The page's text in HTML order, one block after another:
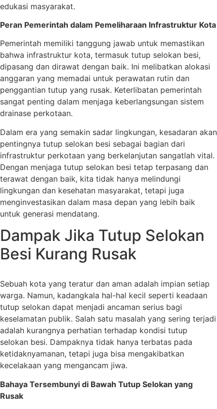
edukasi masyarakat.
Peran Pemerintah dalam Pemeliharaan Infrastruktur Kota
Pemerintah memiliki tanggung jawab untuk memastikan
bahwa infrastruktur kota, termasuk tutup selokan besi,
dipasang dan dirawat dengan baik. Ini melibatkan alokasi
anggaran yang memadai untuk perawatan rutin dan
penggantian tutup yang rusak. Keterlibatan pemerintah
sangat penting dalam menjaga keberlangsungan sistem
drainase perkotaan.
Dalam era yang semakin sadar lingkungan, kesadaran akan
pentingnya tutup selokan besi sebagai bagian dari
infrastruktur perkotaan yang berkelanjutan sangatlah vital.
Dengan menjaga tutup selokan besi tetap terpasang dan
terawat dengan baik, kita tidak hanya melindungi
lingkungan dan kesehatan masyarakat, tetapi juga
menginvestasikan dalam masa depan yang lebih baik
untuk generasi mendatang.
Dampak Jika Tutup Selokan
Besi Kurang Rusak
Sebuah kota yang teratur dan aman adalah impian setiap
warga. Namun, kadangkala hal-hal kecil seperti keadaan
tutup selokan dapat menjadi ancaman serius bagi
keselamatan publik. Salah satu masalah yang sering terjadi
adalah kurangnya perhatian terhadap kondisi tutup
selokan besi. Dampaknya tidak hanya terbatas pada
ketidaknyamanan, tetapi juga bisa mengakibatkan
kecelakaan yang mengancam jiwa.
Bahaya Tersembunyi di Bawah Tutup Selokan yang
Rusak